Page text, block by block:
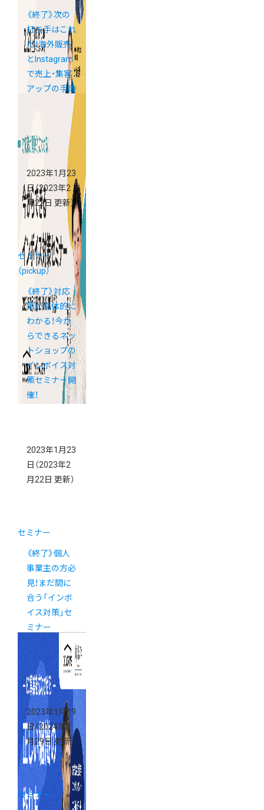
《終了》次の
打ち手はこれ
だ！海外販売
とInstagram
で売上・集客
アップの手段
2023年1月23
日（2023年2
月22日 更新）
セミナー
（pickup）
《終了》対応
策が具体的に
わかる！今か
らできるネッ
トショップの
インボイス対
策セミナー開
催！
2023年1月23
日 （2023年2
月22日 更新）
セミナー
《終了》個人
事業主の方必
見！まだ間に
合う「インボ
イス対策」セ
ミナー
2023年1月19
日（2024年2
月29日 更新）
セミナー